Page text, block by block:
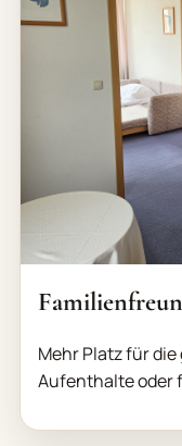
Mehr Platz für
Aufenthalte oder